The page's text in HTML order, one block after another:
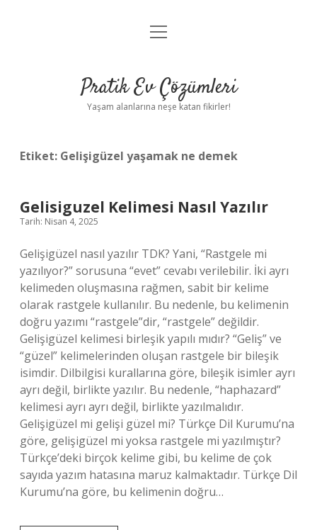
Anasayfa
Yasal Uyarı
menüyü
Pratik Ev Çözümleri
Yaşam alanlarına neşe katan fikirler!
Etiket: Gelişigüzel yaşamak ne demek
Gelisiguzel Kelimesi Nasıl Yazılır
Tarih: Nisan 4, 2025
Gelişigüzel nasıl yazılır TDK? Yani, “Rastgele mi
yazılıyor?” sorusuna “evet” cevabı verilebilir. İki ayrı
kelimeden oluşmasına rağmen, sabit bir kelime
olarak rastgele kullanılır. Bu nedenle, bu kelimenin
doğru yazımı “rastgele”dir, “rastgele” değildir.
Gelişigüzel kelimesi birleşik yapılı mıdır? “Geliş” ve
“güzel” kelimelerinden oluşan rastgele bir bileşik
isimdir. Dilbilgisi kurallarına göre, bileşik isimler ayrı
ayrı değil, birlikte yazılır. Bu nedenle, “haphazard”
kelimesi ayrı ayrı değil, birlikte yazılmalıdır.
Gelişigüzel mi gelişi güzel mi? Türkçe Dil Kurumu’na
göre, gelişigüzel mi yoksa rastgele mi yazılmıştır?
Türkçe’deki birçok kelime gibi, bu kelime de çok
sayıda yazım hatasına maruz kalmaktadır. Türkçe Dil
Kurumu’na göre, bu kelimenin doğru…